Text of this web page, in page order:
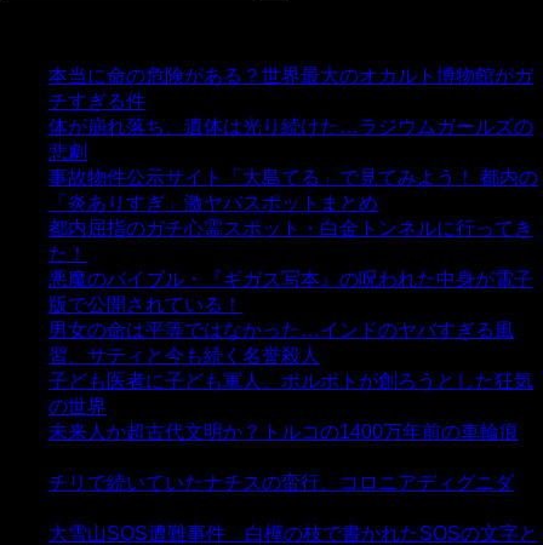
本当に命の危険がある？世界最大のオカルト博物館がガ
チすぎる件
体が崩れ落ち、遺体は光り続けた…ラジウムガールズの
悲劇
事故物件公示サイト「大島てる」で見てみよう！ 都内の
「炎ありすぎ」激ヤバスポットまとめ
都内屈指のガチ心霊スポット・白金トンネルに行ってき
た！
悪魔のバイブル・『ギガス写本』の呪われた中身が電子
版で公開されている！
男女の命は平等ではなかった…インドのヤバすぎる風
習、サティと今も続く名誉殺人
子ども医者に子ども軍人、ポルポトが創ろうとした狂気
の世界
未来人か超古代文明か？トルコの1400万年前の車輪痕
チリで続いていたナチスの蛮行、コロニアディグニダ-
大雪山SOS遭難事件 白樺の枝で書かれたSOSの文字と